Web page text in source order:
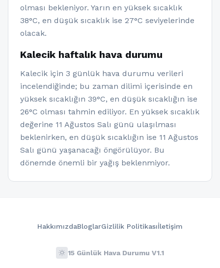
olması bekleniyor. Yarın en yüksek sıcaklık
38°C, en düşük sıcaklık ise 27°C seviyelerinde
olacak.
Kalecik haftalık hava durumu
Kalecik için 3 günlük hava durumu verileri
incelendiğinde; bu zaman dilimi içerisinde en
yüksek sıcaklığın 39°C, en düşük sıcaklığın ise
26°C olması tahmin ediliyor. En yüksek sıcaklık
değerine 11 Ağustos Salı günü ulaşılması
beklenirken, en düşük sıcaklığın ise 11 Ağustos
Salı günü yaşanacağı öngörülüyor. Bu
dönemde önemli bir yağış beklenmiyor.
HakkımızdaBloglarGizlilik Politikasıİletişim
wb_sunny 15 Günlük Hava Durumu V1.1